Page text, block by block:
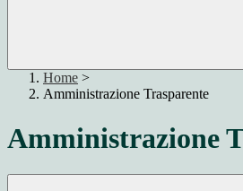
Home >
Amministrazione Trasparente
Amministrazione